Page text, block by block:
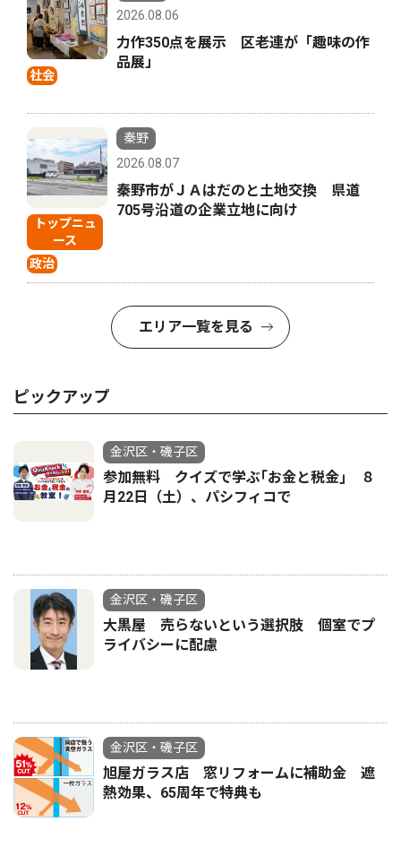
社会
2026.08.06
力作350点を展示 区老連が「趣味の作
品展」
トップニュ
ース
政治
秦野
2026.08.07
秦野市がＪＡはだのと土地交換 県道
705号沿道の企業立地に向け
エリア一覧を見る
ピックアップ
金沢区・磯子区
参加無料 クイズで学ぶ｢お金と税金｣ ８
月22日（土）、パシフィコで
金沢区・磯子区
大黒屋 売らないという選択肢 個室でプ
ライバシーに配慮
金沢区・磯子区
旭屋ガラス店 窓リフォームに補助金 遮
熱効果、65周年で特典も